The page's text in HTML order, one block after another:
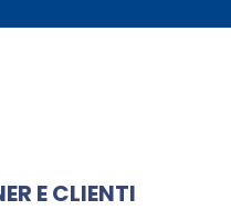
E CLIENTI